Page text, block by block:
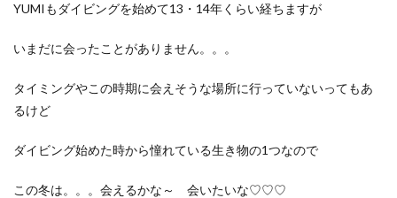
YUMIもダイビングを始めて13・14年くらい経ちますが
いまだに会ったことがありません。。。
タイミングやこの時期に会えそうな場所に行っていないってもあ
るけど
ダイビング始めた時から憧れている生き物の1つなので
この冬は。。。会えるかな～ 会いたいな♡♡♡